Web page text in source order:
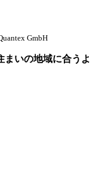
GmbH
まいの地域に合うよ